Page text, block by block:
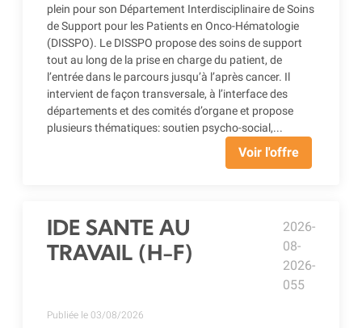
plein pour son Département Interdisciplinaire de Soins
de Support pour les Patients en Onco-Hématologie
(DISSPO). Le DISSPO propose des soins de support
tout au long de la prise en charge du patient, de
l’entrée dans le parcours jusqu’à l’après cancer. Il
intervient de façon transversale, à l’interface des
départements et des comités d’organe et propose
plusieurs thématiques: soutien psycho-social,...
Voir l'offre
IDE SANTE AU
TRAVAIL (H-F)
2026-
08-
2026-
055
Publiée le 03/08/2026